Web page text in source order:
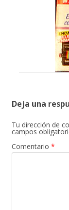
Deja una
Tu dirección de
campos
Comentario *